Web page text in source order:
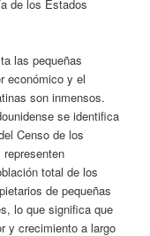
de los Estados
las pequeñas
económico y el
son inmensos.
se identifica
Censo de los
total de los
de pequeñas
lo que significa que
y crecimiento a largo